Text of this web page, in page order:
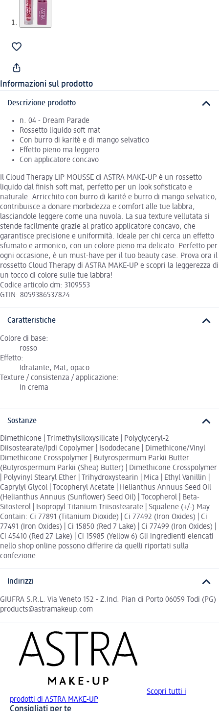
Informazioni sul prodotto
Descrizione prodotto
n. 04 - Dream Parade
Rossetto liquido soft mat
Con burro di karitè e di mango selvatico
Effetto pieno ma leggero
Con applicatore concavo
Il Cloud Therapy LIP MOUSSE di ASTRA MAKE-UP è un rossetto
liquido dal finish soft mat, perfetto per un look sofisticato e
naturale. Arricchito con burro di karité e burro di mango selvatico,
contribuisce a donare morbidezza e comfort alle tue labbra,
lasciandole leggere come una nuvola. La sua texture vellutata si
stende facilmente grazie al pratico applicatore concavo, che
garantisce precisione e uniformità. Ideale per chi cerca un effetto
sfumato e armonico, con un colore pieno ma delicato. Perfetto per
ogni occasione, è un must-have per il tuo beauty case. Prova ora il
rossetto Cloud Therapy di ASTRA MAKE-UP e scopri la leggerezza di
un tocco di colore sulle tue labbra!
Codice articolo dm: 3109553
GTIN: 8059386537824
Caratteristiche
Colore di base:
rosso
Effetto:
Idratante, Mat, opaco
Texture / consistenza / applicazione:
In crema
Sostanze
Dimethicone | Trimethylsiloxysilicate | Polyglyceryl-2
Diisostearate/Ipdi Copolymer | Isododecane | Dimethicone/Vinyl
Dimethicone Crosspolymer | Butyrospermum Parkii Butter
(Butyrospermum Parkii (Shea) Butter) | Dimethicone Crosspolymer
| Polyvinyl Stearyl Ether | Trihydroxystearin | Mica | Ethyl Vanillin |
Caprylyl Glycol | Tocopheryl Acetate | Helianthus Annuus Seed Oil
(Helianthus Annuus (Sunflower) Seed Oil) | Tocopherol | Beta-
Sitosterol | Isopropyl Titanium Triisostearate | Squalene (+/-) May
Contain: Ci 77891 (Titanium Dioxide) | Ci 77492 (Iron Oxides) | Ci
77491 (Iron Oxides) | Ci 15850 (Red 7 Lake) | Ci 77499 (Iron Oxides) |
Ci 45410 (Red 27 Lake) | Ci 15985 (Yellow 6) Gli ingredienti elencati
nello shop online possono differire da quelli riportati sulla
confezione.
Indirizzi
GIUFRA S.R.L. Via Veneto 152 - Z.Ind. Pian di Porto 06059 Todi (PG)
products@astramakeup.com
Scopri tutti i
prodotti di ASTRA MAKE-UP
Consigliati per te